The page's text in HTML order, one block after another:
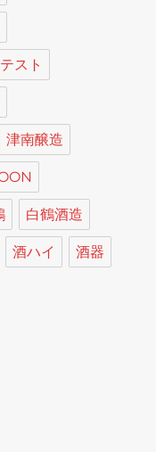
スト
津南醸造
白鶴酒造
酒ハイ 酒器